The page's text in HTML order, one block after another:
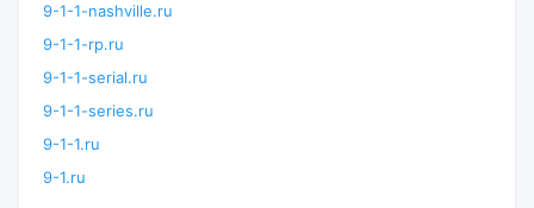
9-1-1-nashville.ru
9-1-1-rp.ru
9-1-1-serial.ru
9-1-1-series.ru
9-1-1.ru
9-1.ru